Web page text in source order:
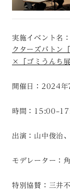
実施イベント名：
クターズバトン
×「ゴミうんち展
開催日：2024年
時間：
出演：山中俊治
モデレーター：
特別協賛：三井